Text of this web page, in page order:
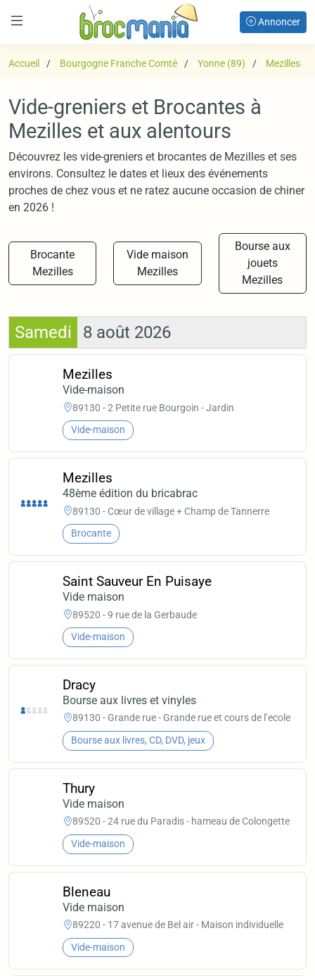
Annoncer
Accueil Bourgogne Franche Comté Yonne (89) Mezilles
Vide-greniers et Brocantes à
Mezilles et aux alentours
Découvrez les vide-greniers et brocantes de Mezilles et ses
environs. Consultez le dates et lieux des événements
proches de chez vous et ne ratez aucune occasion de chiner
en 2026 !
Brocante
Mezilles
Vide maison
Mezilles
Bourse aux
jouets
Mezilles
Samedi 8 août 2026
Mezilles
Vide-maison
89130 - 2 Petite rue Bourgoin - Jardin
Vide-maison
Mezilles
48ème édition du bricabrac
89130 - Cœur de village + Champ de Tannerre
Brocante
Saint Sauveur En Puisaye
Vide maison
89520 - 9 rue de la Gerbaude
Vide-maison
Dracy
Bourse aux livres et vinyles
89130 - Grande rue - Grande rue et cours de l’ecole
Bourse aux livres, CD, DVD, jeux
Thury
Vide maison
89520 - 24 rue du Paradis - hameau de Colongette
Vide-maison
Bleneau
Vide maison
89220 - 17 avenue de Bel air - Maison individuelle
Vide-maison